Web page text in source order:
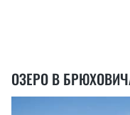
ОЗЕРО В